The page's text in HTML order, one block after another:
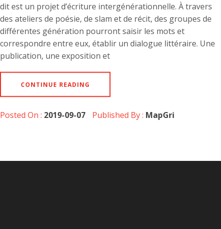
dit est un projet d’écriture intergénérationnelle. À travers
des ateliers de poésie, de slam et de récit, des groupes de
différentes génération pourront saisir les mots et
correspondre entre eux, établir un dialogue littéraire. Une
publication, une exposition et
CONTINUE READING
Posted On : 2019-09-07 Published By : MapGri